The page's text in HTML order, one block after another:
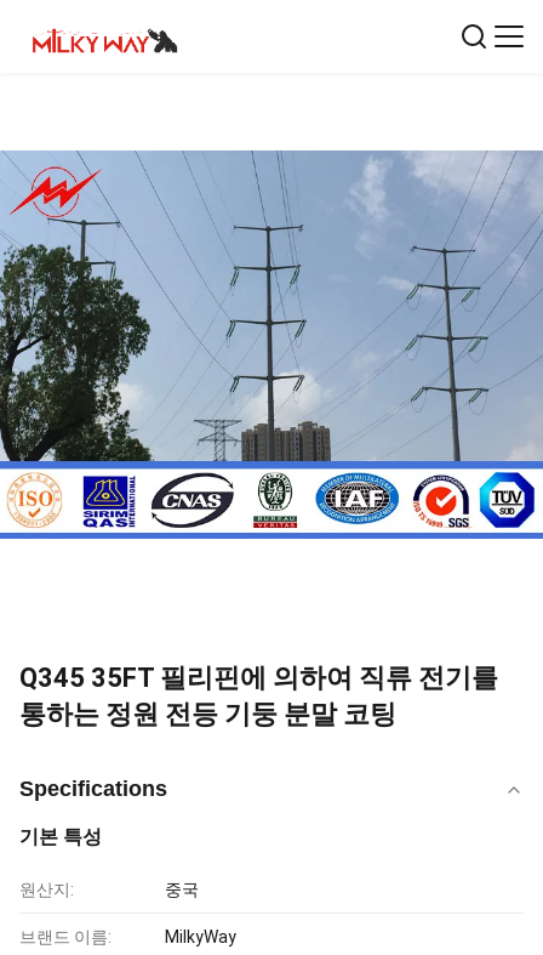
Q345 35FT 필리핀에 의하여 직류 전기를
통하는 정원 전등 기둥 분말 코팅
Specifications
기본 특성
원산지: 중국
브랜드 이름: MilkyWay